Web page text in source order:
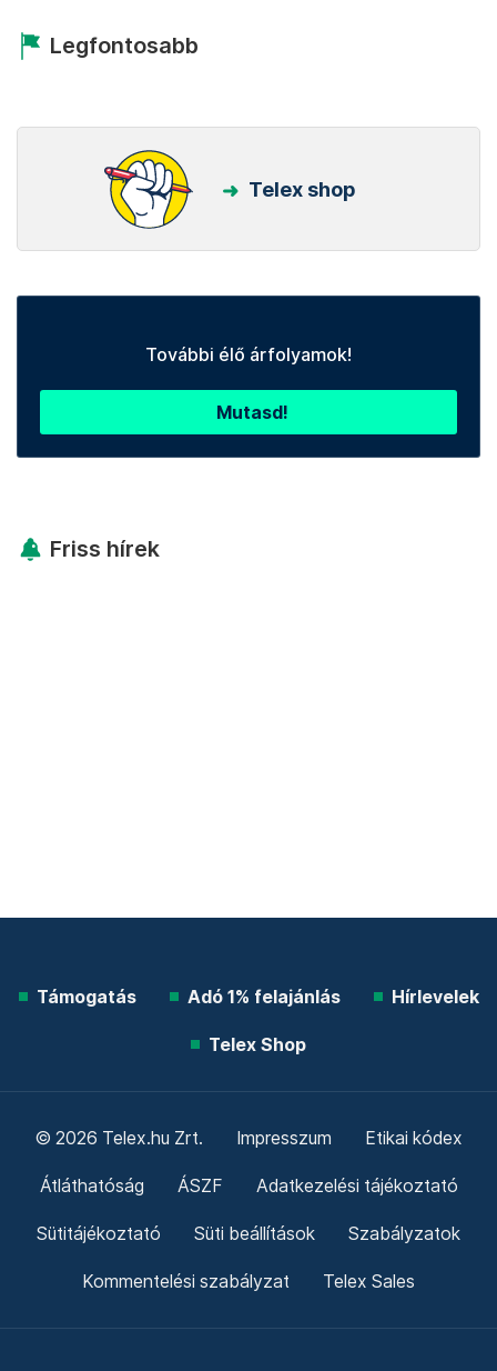
Legfontosabb
Telex shop
További élő árfolyamok!
Mutasd!
Friss hírek
Támogatás Adó 1% felajánlás Hírlevelek
Telex Shop
© 2026 Telex.hu Zrt. Impresszum Etikai kódex
Átláthatóság ÁSZF Adatkezelési tájékoztató
Sütitájékoztató Süti beállítások Szabályzatok
Kommentelési szabályzat Telex Sales